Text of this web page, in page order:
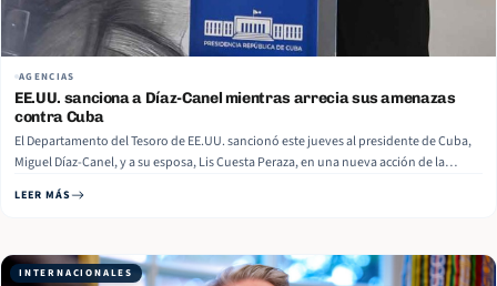
AGENCIAS
EE.UU. sanciona a Díaz-Canel mientras arrecia sus amenazas
contra Cuba
El Departamento del Tesoro de EE.UU. sancionó este jueves al presidente de Cuba,
Miguel Díaz-Canel, y a su esposa, Lis Cuesta Peraza, en una nueva acción de la
denunciando que desde Washington promueven una narrativa para justificar su…
LEER MÁS
INTERNACIONALES